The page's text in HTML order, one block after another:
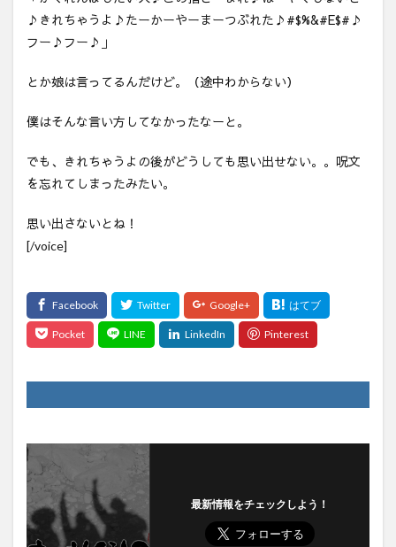
♪きれちゃうよ♪たーかーやーまーつぶれた♪#$%&#E$#♪
フー♪フー♪」
とか娘は言ってるんだけど。（途中わからない）
僕はそんな言い方してなかったなーと。
でも、きれちゃうよの後がどうしても思い出せない。。呪文
を忘れてしまったみたい。
思い出さないとね！
[/voice]
最新情報をチェックしよう！